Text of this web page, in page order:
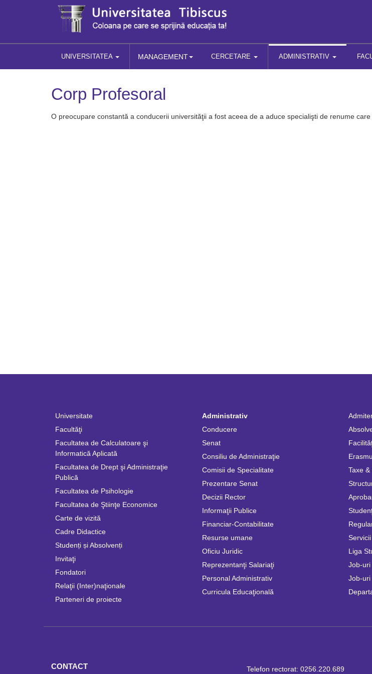
UNIVERSITATEA MANAGEMENT CERCETARE ADMINISTRATIV
Corp Profesoral
O preocupare constantă a conducerii universităţii a fost aceea de a aduce specialişti de renume
Universitate
Facultăţi
Facultatea de Calculatoare şi
Informatică Aplicată
Facultatea de Drept şi Administraţie
Publică
Facultatea de Psihologie
Facultatea de Ştiinţe Economice
Carte de vizită
Cadre Didactice
Studenți și Absolvenți
Invitaţi
Fondatori
Relaţii (Inter)naţionale
Parteneri de proiecte
Administrativ
Conducere
Senat
Consiliu de Administraţie
Comisii de Specialitate
Prezentare Senat
Decizii Rector
Informaţii Publice
Financiar-Contabilitate
Resurse umane
Oficiu Juridic
Reprezentanţi Salariaţi
Personal Administrativ
Curricula Educaţională
Taxe
Liga
Job-
Job-
CONTACT Telefon rectorat: 0256.220.689